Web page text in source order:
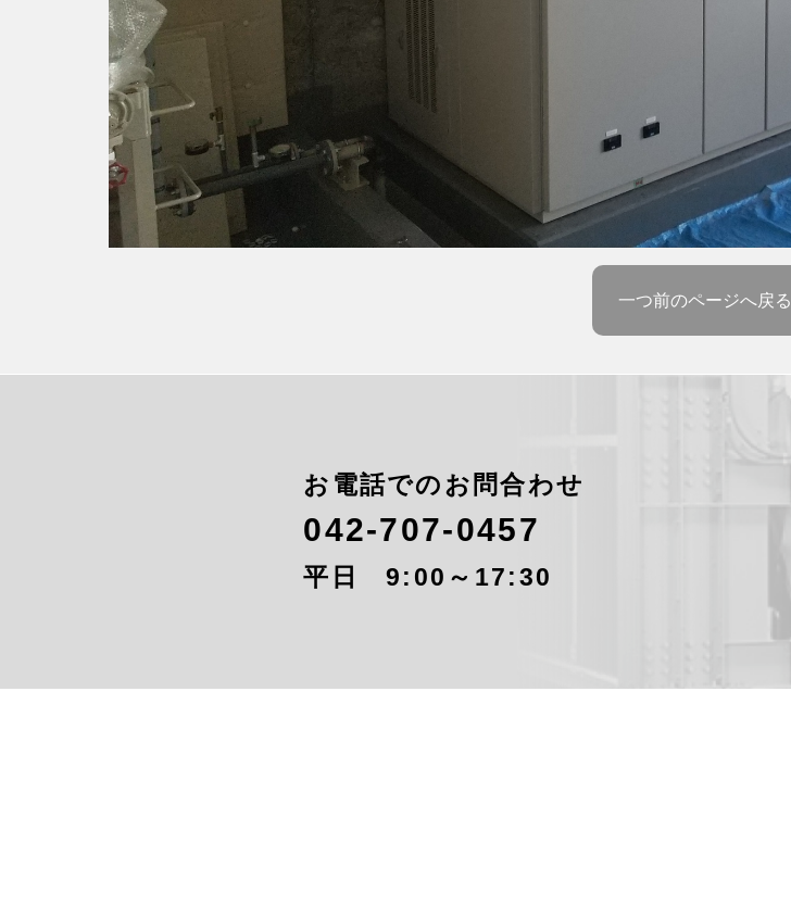
一つ前のページへ戻る
お電話でのお問合わせ
042-707-0457
平日 9:00～17:30